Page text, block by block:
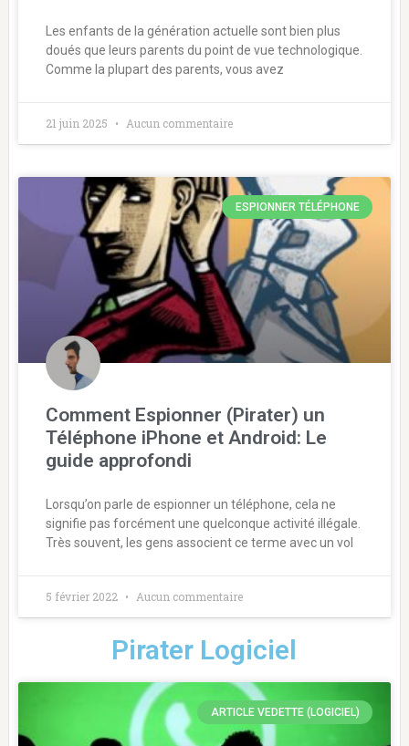
Les enfants de la génération actuelle sont bien plus
doués que leurs parents du point de vue technologique.
Comme la plupart des parents, vous avez
21 juin 2025 Aucun commentaire
ESPIONNER TÉLÉPHONE
Comment Espionner (Pirater) un
Téléphone iPhone et Android: Le
guide approfondi
Lorsqu’on parle de espionner un téléphone, cela ne
signifie pas forcément une quelconque activité illégale.
Très souvent, les gens associent ce terme avec un vol
5 février 2022 Aucun commentaire
Pirater Logiciel
ARTICLE VEDETTE (LOGICIEL)